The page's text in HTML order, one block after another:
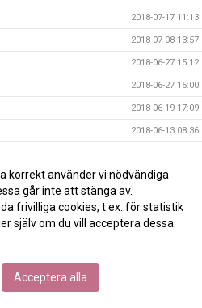
2018-07-17 11:13
2018-07-08 13:57
2018-06-27 15:12
2018-06-27 15:00
2018-06-19 17:09
2018-06-13 08:36
2018-05-27 20:58
2018-05-14 15:28
2018-05-08 15:43
korrekt använder vi nödvändiga
går inte att stänga av.
frivilliga cookies, t.ex. för statistik
själv om du vill acceptera dessa.
Acceptera alla